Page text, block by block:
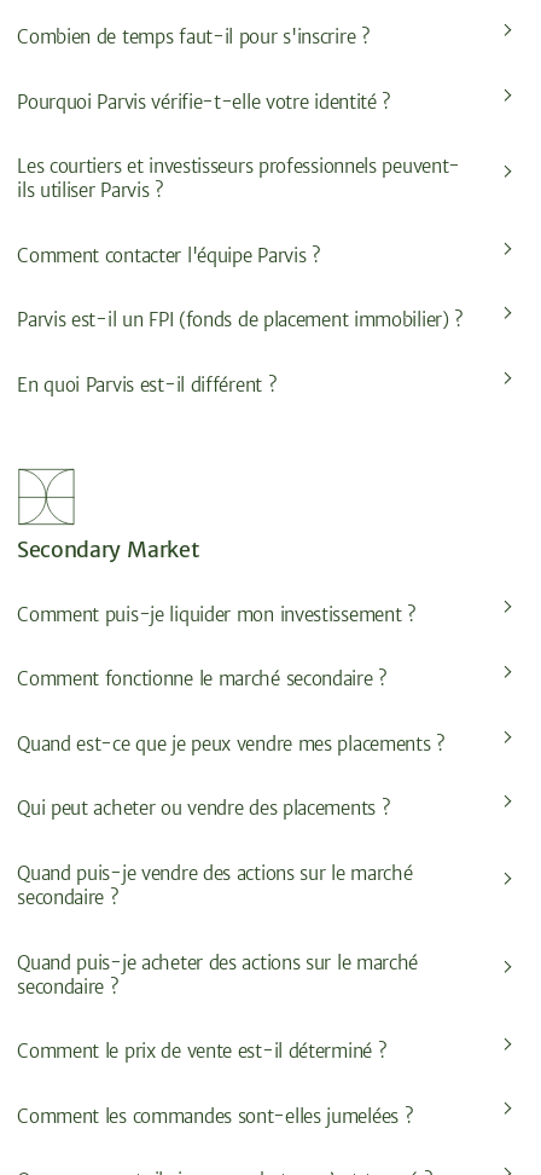
Combien de temps faut-il pour s'inscrire ?
Pourquoi Parvis vérifie-t-elle votre identité ?
Les courtiers et investisseurs professionnels peuvent-
ils utiliser Parvis ?
Comment contacter l'équipe Parvis ?
Parvis est-il un FPI (fonds de placement immobilier) ?
En quoi Parvis est-il différent ?
Secondary Market
Comment puis-je liquider mon investissement ?
Comment fonctionne le marché secondaire ?
Quand est-ce que je peux vendre mes placements ?
Qui peut acheter ou vendre des placements ?
Quand puis-je vendre des actions sur le marché
secondaire ?
Quand puis-je acheter des actions sur le marché
secondaire ?
Comment le prix de vente est-il déterminé ?
Comment les commandes sont-elles jumelées ?